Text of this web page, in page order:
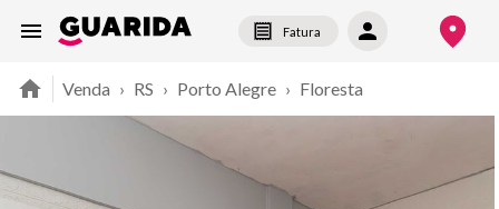
Fatura
Venda › RS › Porto Alegre › Floresta